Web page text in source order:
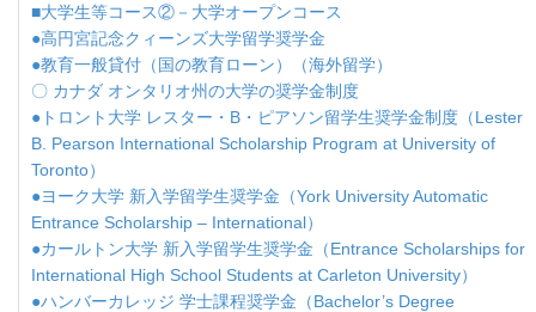
■大学生等コース②－大学オープンコース
●高円宮記念クィーンズ大学留学奨学金
●教育一般貸付（国の教育ローン）（海外留学）
〇 カナダ オンタリオ州の大学の奨学金制度
●トロント大学 レスター・B・ピアソン留学生奨学金制度（Lester
B. Pearson International Scholarship Program at University of
Toronto）
●ヨーク大学 新入学留学生奨学金（York University Automatic
Entrance Scholarship – International）
●カールトン大学 新入学留学生奨学金（Entrance Scholarships for
International High School Students at Carleton University）
●ハンバーカレッジ 学士課程奨学金（Bachelor’s Degree